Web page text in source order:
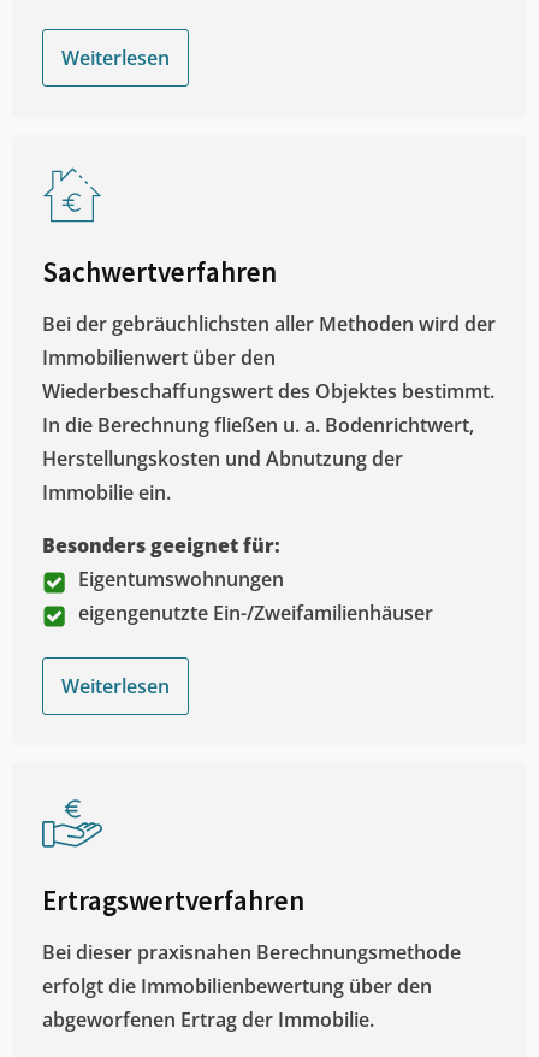
Weiterlesen
Sachwertverfahren
Bei der gebräuchlichsten aller Methoden wird der
Immobilienwert über den
Wiederbeschaffungswert des Objektes bestimmt.
In die Berechnung fließen u. a. Bodenrichtwert,
Herstellungskosten und Abnutzung der
Immobilie ein.
Besonders geeignet für:
Eigentumswohnungen
eigengenutzte Ein-/Zweifamilienhäuser
Weiterlesen
Ertragswertverfahren
Bei dieser praxisnahen Berechnungsmethode
erfolgt die Immobilienbewertung über den
abgeworfenen Ertrag der Immobilie.